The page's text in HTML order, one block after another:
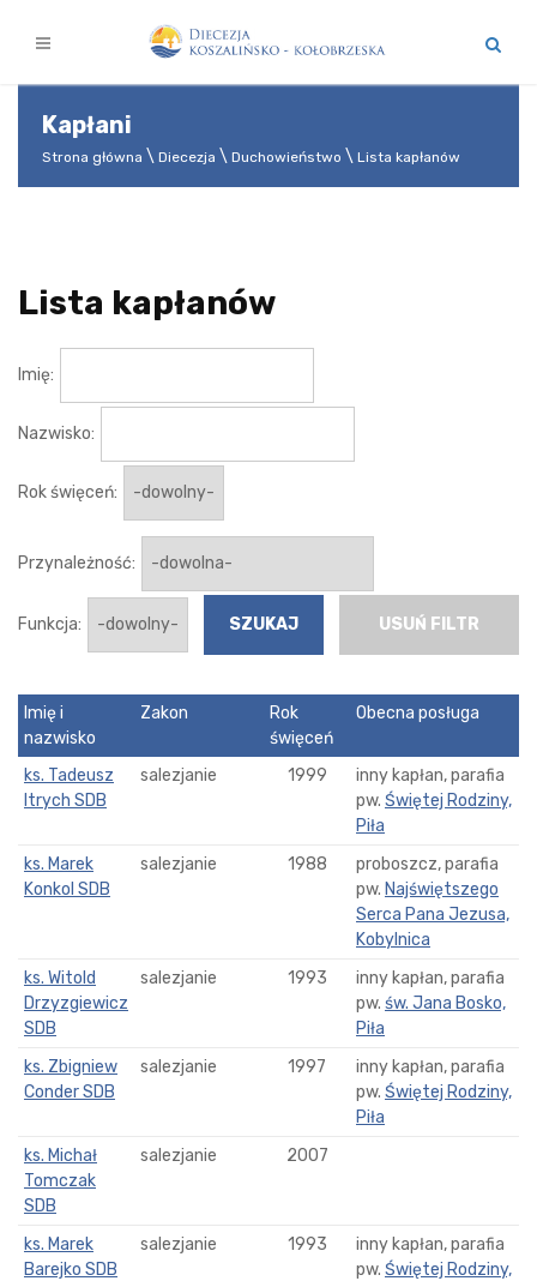
Kapłani
Strona główna Diecezja Duchowieństwo Lista kapłanów
Lista kapłanów
Imię:
Nazwisko:
Rok święceń:
Przynależność:
Funkcja: USUŃ FILTR
Imię i
nazwisko
Zakon
Rok
święceń
Obecna posługa
ks. Tadeusz
Itrych SDB
salezjanie 1999
inny kapłan, parafia
pw. Świętej Rodziny,
Piła
ks. Marek
Konkol SDB
salezjanie 1988
proboszcz, parafia
pw. Najświętszego
Serca Pana Jezusa,
Kobylnica
ks. Witold
Drzyzgiewicz
SDB
salezjanie 1993
inny kapłan, parafia
pw. św. Jana Bosko,
Piła
ks. Zbigniew
Conder SDB
salezjanie 1997
inny kapłan, parafia
pw. Świętej Rodziny,
Piła
ks. Michał
Tomczak
SDB
salezjanie 2007
ks. Marek
Barejko SDB
salezjanie 1993
inny kapłan, parafia
pw. Świętej Rodziny,